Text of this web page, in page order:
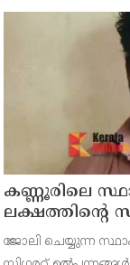
കണ്ണൂരിലെ
ലക്ഷത്തിന്റെ
സ്വദേശിയായ
തെങ്കാശിയിൽ
ജോലി ചെയ്യുന്ന